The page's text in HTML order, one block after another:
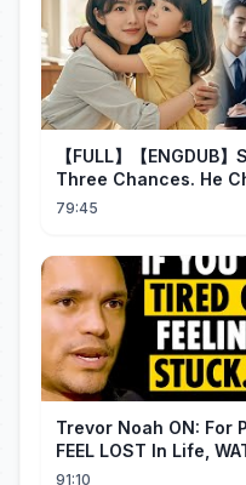
【FULL】【ENGDUB
Three Chances. He
Man's
79:45
Trevor Noah ON: For
FEEL LOST In Life,
91:10